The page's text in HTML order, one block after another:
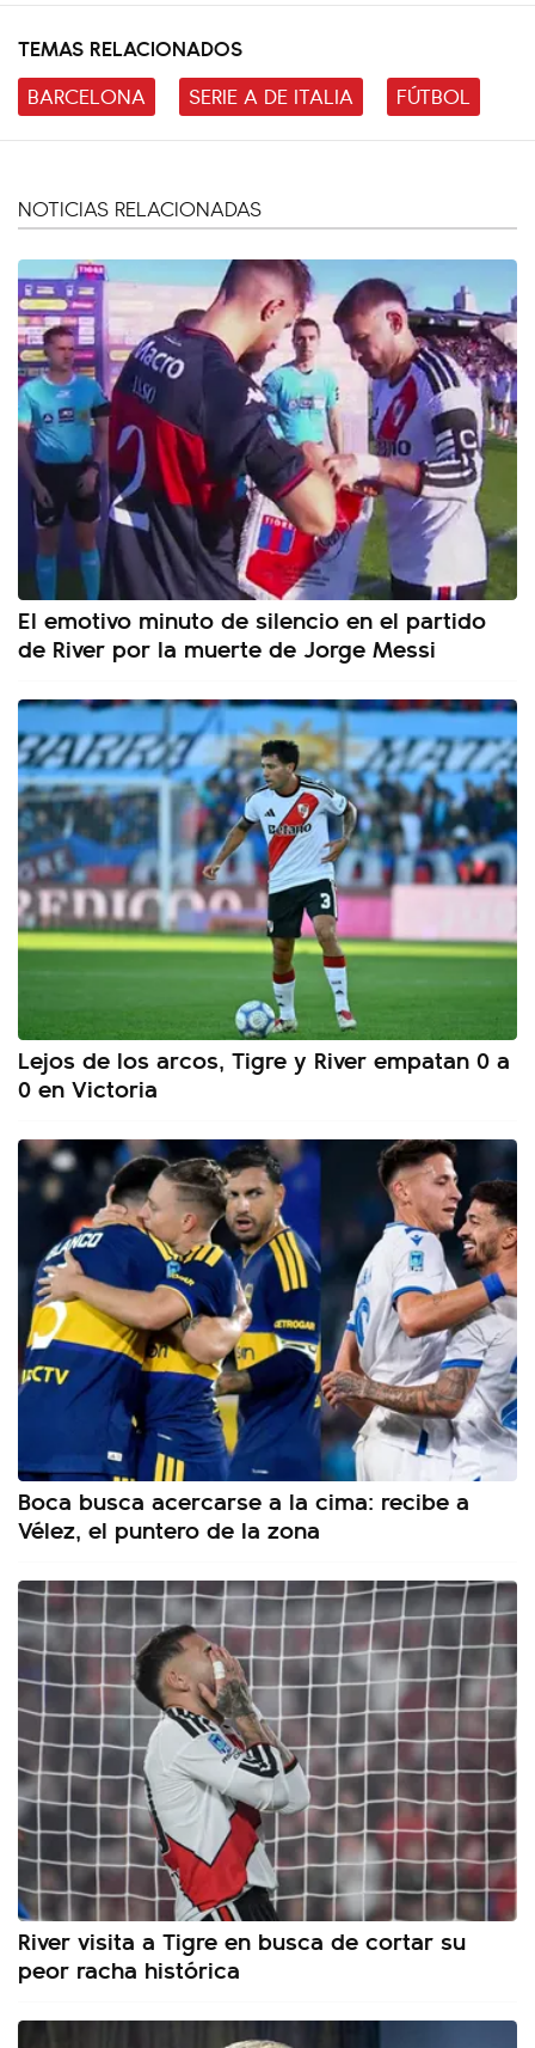
TEMAS RELACIONADOS
BARCELONA
SERIE A DE ITALIA FÚTBOL
NOTICIAS RELACIONADAS
El emotivo minuto de silencio en el partido
de River por la muerte de Jorge Messi
Lejos de los arcos, Tigre y River empatan 0 a
0 en Victoria
Boca busca acercarse a la cima: recibe a
Vélez, el puntero de la zona
River visita a Tigre en busca de cortar su
peor racha histórica